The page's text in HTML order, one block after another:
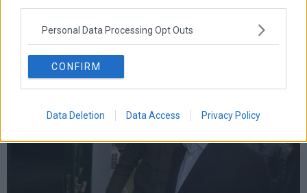
Personal Data Processing Opt Outs
CONFIRM
Data Deletion Data Access Privacy Policy